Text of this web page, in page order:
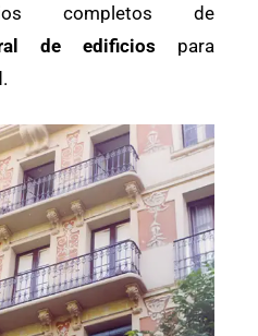
completos de
de edificios para